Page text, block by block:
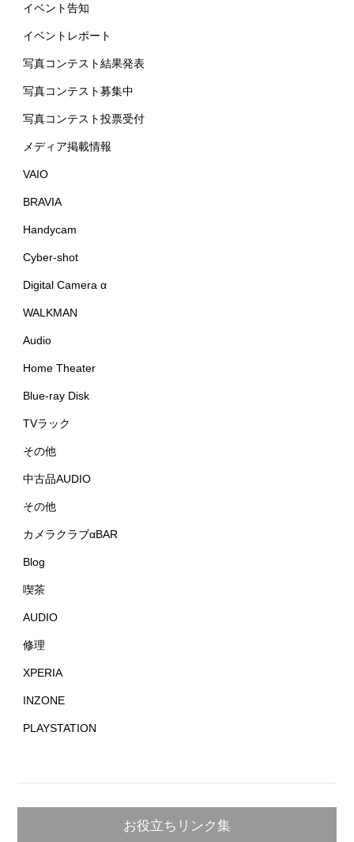
イベント告知
イベントレポート
写真コンテスト結果発表
写真コンテスト募集中
写真コンテスト投票受付
メディア掲載情報
VAIO
BRAVIA
Handycam
Cyber-shot
Digital Camera α
WALKMAN
Audio
Home Theater
Blue-ray Disk
TVラック
その他
中古品AUDIO
その他
カメラクラブαBAR
Blog
喫茶
AUDIO
修理
XPERIA
INZONE
PLAYSTATION
お役立ちリンク集